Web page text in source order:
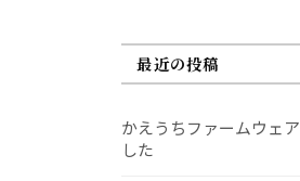
最近の投稿
かえうちファームウェ
した